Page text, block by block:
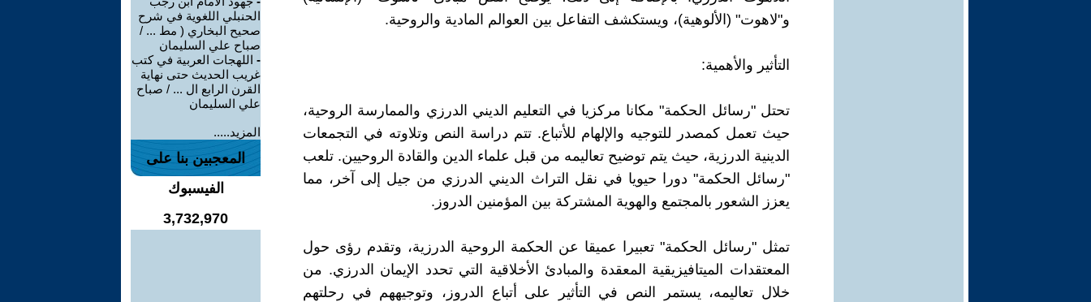
و"لاهوت" (الألوهية)، ويستكشف التفاعل بين العوالم المادية والروحية.
التأثير والأهمية:
تحتل "رسائل الحكمة" مكانا مركزيا في التعليم الديني الدرزي والممارسة الروحية،
حيث تعمل كمصدر للتوجيه والإلهام للأتباع. تتم دراسة النص وتلاوته في التجمعات
الدينية الدرزية، حيث يتم توضيح تعاليمه من قبل علماء الدين والقادة الروحيين. تلعب
"رسائل الحكمة" دورا حيويا في نقل التراث الديني الدرزي من جيل إلى آخر، مما
يعزز الشعور بالمجتمع والهوية المشتركة بين المؤمنين الدروز.
تمثل "رسائل الحكمة" تعبيرا عميقا عن الحكمة الروحية الدرزية، وتقدم رؤى حول
المعتقدات الميتافيزيقية المعقدة والمبادئ الأخلاقية التي تحدد الإيمان الدرزي. من
خلال تعاليمه، يستمر النص في التأثير على أتباع الدروز، وتوجيههم في رحلتهم
الحنبلي اللغوية في شرح
صحيح البخاري ( مط ... /
صباح علي السليمان
- اللهجات العربية في كتب
غريب الحديث حتى نهاية
القرن الرابع ال ... / صباح
علي السليمان
المزيد.....
المعجبين بنا على
الفيسبوك
3,732,970